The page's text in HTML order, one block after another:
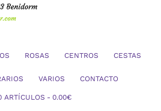
ROSAS CENTROS CESTAS
VARIOS CONTACTO
ARTÍCULOS 0.00€